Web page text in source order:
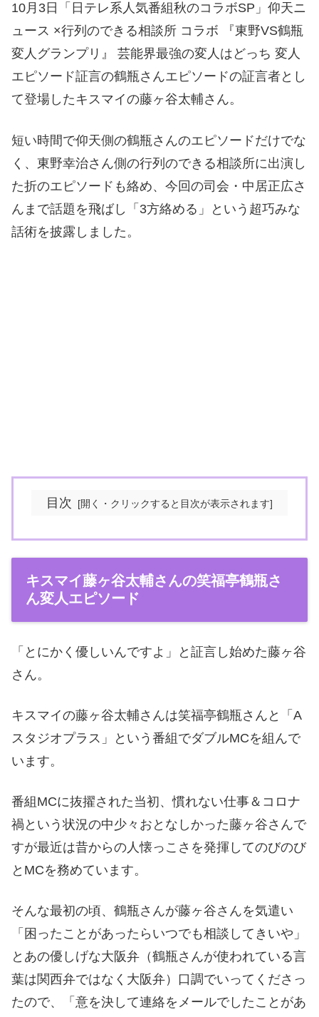
10月3日「日テレ系人気番組秋のコラボSP」 仰天ニ
ュース ×行列のできる相談所 コラボ 『東野VS鶴瓶
変人グランプリ』 芸能界最強の変人はどっち 変人
エピソード証言の鶴瓶さんエピソードの証言者とし
て登場したキスマイの藤ヶ谷太輔さん。
短い時間で仰天側の鶴瓶さんのエピソードだけでな
く、東野幸治さん側の行列のできる相談所に出演し
た折のエピソードも絡め、今回の司会・中居正広さ
んまで話題を飛ばし「3方絡める」という超巧みな
話術を披露しました。
目次
キスマイ藤ヶ谷太輔さんの笑福亭鶴瓶さ
ん変人エピソード
「とにかく優しいんですよ」と証言し始めた藤ヶ谷
さん。
キスマイの藤ヶ谷太輔さんは笑福亭鶴瓶さんと「A
スタジオプラス」という番組でダブルMCを組んで
います。
番組MCに抜擢された当初、慣れない仕事＆コロナ
禍という状況の中少々おとなしかった藤ヶ谷さんで
すが最近は昔からの人懐っこさを発揮してのびのび
とMCを務めています。
そんな最初の頃、鶴瓶さんが藤ヶ谷さんを気遣い
「困ったことがあったらいつでも相談してきいや」
とあの優しげな大阪弁（鶴瓶さんが使われている言
葉は関西弁ではなく大阪弁）口調でいってくださっ
たので、「意を決して連絡をメールでしたことがあ